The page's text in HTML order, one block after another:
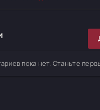
пока нет. Станьте